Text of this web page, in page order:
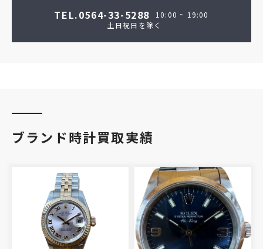
TEL.0564-33-5288
10:00 ~ 19:00
土日祝日を除く
ブランド時計買取実績